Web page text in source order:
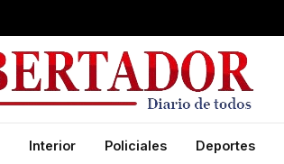
Interior Policiales Deportes